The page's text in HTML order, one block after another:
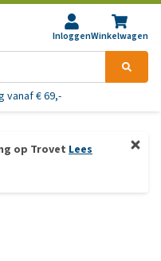
InloggenWinkelwagen
vanaf € 69,-
op Trovet Lees